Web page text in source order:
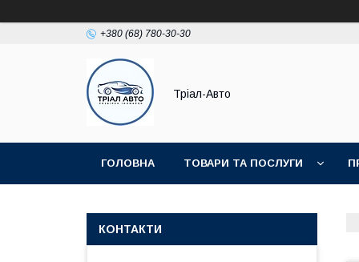
+380 (68) 780-30-30
Тріал-Авто
ГОЛОВНА ТОВАРИ ТА ПОСЛУГИ
КОНТАКТИ